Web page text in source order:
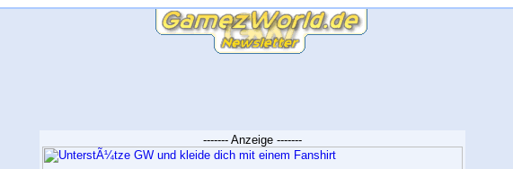
------- Anzeige -------